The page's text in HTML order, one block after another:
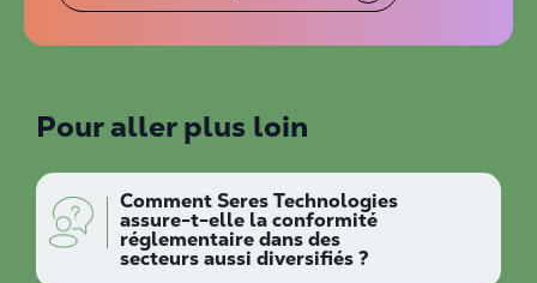
Pour aller plus loin
Comment Seres Technologies
assure-t-elle la conformité
réglementaire dans des
secteurs aussi diversifiés ?